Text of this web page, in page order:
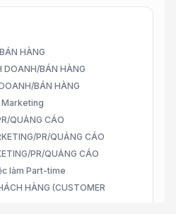
HÀNG
DOANH/BÁN HÀNG
BÁN HÀNG
QUẢNG CÁO
PR/QUẢNG CÁO
PR/QUẢNG CÁO
làm Part-time
HÀNG (CUSTOMER